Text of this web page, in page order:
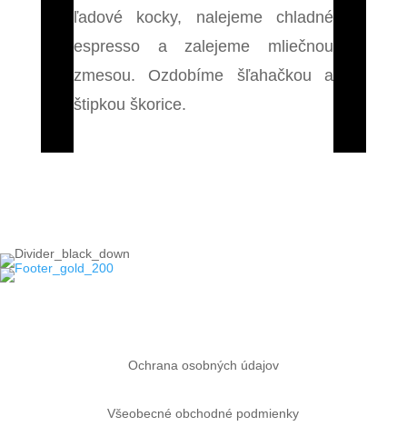
ľadové kocky, nalejeme chladné
espresso a zalejeme mliečnou
zmesou. Ozdobíme šľahačkou a
štipkou škorice.
Ochrana osobných údajov
Všeobecné obchodné podmienky